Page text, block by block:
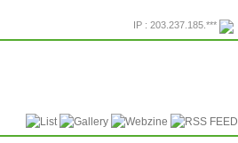
IP : 203.237.185.***